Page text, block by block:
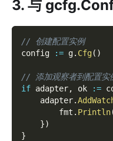
3. 与
// 创建配置实例
config
:= g. Cfg( )
// 添加观察者到配置实
if adapter, ok :=
    adapter
.
        fmt
. Println
})
}